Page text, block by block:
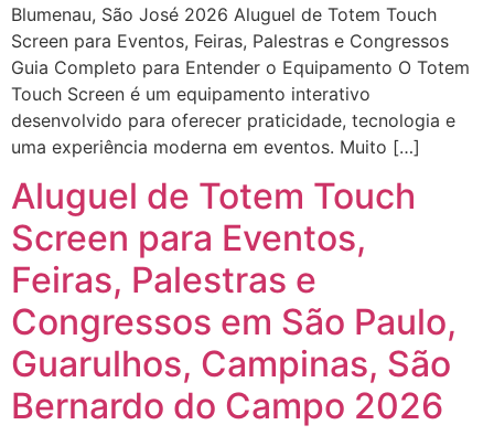
Blumenau, São José 2026 Aluguel de Totem Touch
Screen para Eventos, Feiras, Palestras e Congressos
Guia Completo para Entender o Equipamento O Totem
Touch Screen é um equipamento interativo
desenvolvido para oferecer praticidade, tecnologia e
uma experiência moderna em eventos. Muito […]
Aluguel de Totem Touch
Screen para Eventos,
Feiras, Palestras e
Congressos em São Paulo,
Guarulhos, Campinas, São
Bernardo do Campo 2026